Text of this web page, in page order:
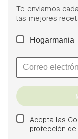
Te enviamos
las mejores
Hogarmania
Acepta las
protección de